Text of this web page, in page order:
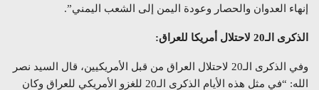
إنهاء العدوان والحصار وعودة اليمن إلى الشعب اليمني”.
الذكرى الـ20 لاحتلال أمريكا للعراق:
وفي الذكرى الـ20 لاحتلال العراق من قبل الأمريكيين، قال السيد نصر
الله: “في مثل هذه الأيام الذكرى الـ20 للغزو الأمريكي للعراق وكان